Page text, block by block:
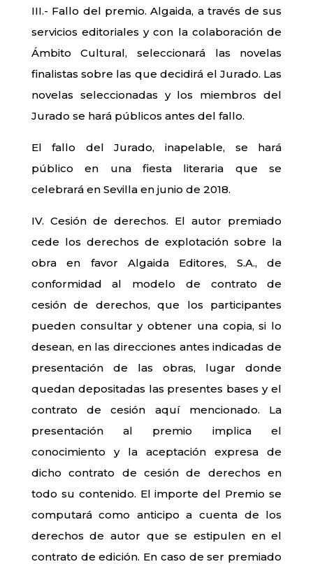
III.- Fallo del premio. Algaida, a través de sus
servicios editoriales y con la colaboración de
Ámbito Cultural, seleccionará las novelas
finalistas sobre las que decidirá el Jurado. Las
novelas seleccionadas y los miembros del
Jurado se hará públicos antes del fallo.
El fallo del Jurado, inapelable, se hará
público en una fiesta literaria que se
celebrará en Sevilla en junio de 2018.
IV. Cesión de derechos. El autor premiado
cede los derechos de explotación sobre la
obra en favor Algaida Editores, S.A., de
conformidad al modelo de contrato de
cesión de derechos, que los participantes
pueden consultar y obtener una copia, si lo
desean, en las direcciones antes indicadas de
presentación de las obras, lugar donde
quedan depositadas las presentes bases y el
contrato de cesión aquí mencionado. La
presentación al premio implica el
conocimiento y la aceptación expresa de
dicho contrato de cesión de derechos en
todo su contenido. El importe del Premio se
computará como anticipo a cuenta de los
derechos de autor que se estipulen en el
contrato de edición. En caso de ser premiado